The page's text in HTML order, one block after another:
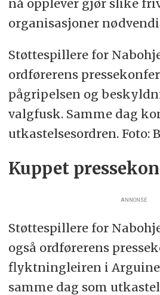
nå opplever gjør slike
organisasjoner
Støttespillere for
ordførerens
pågripelsen og
valgfusk. Samme dag
utkastelsesordren. Foto:
Kuppet
ANNONSE
Støttespillere for
også ordførerens
flyktningleiren i
samme dag som